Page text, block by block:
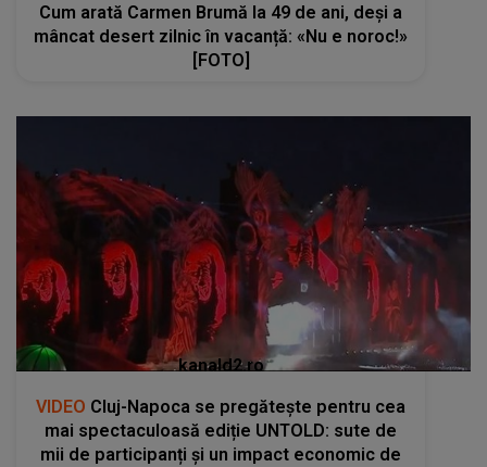
Cum arată Carmen Brumă la 49 de ani, deși a
mâncat desert zilnic în vacanță: «Nu e noroc!»
[FOTO]
kanald2.ro
VIDEO Cluj-Napoca se pregătește pentru cea
mai spectaculoasă ediție UNTOLD: sute de
mii de participanți și un impact economic de